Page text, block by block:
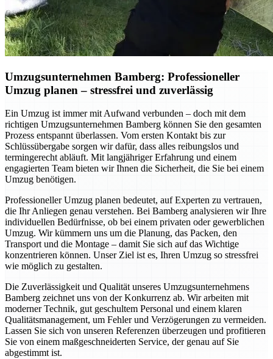
Umzugsunternehmen Bamberg: Professioneller
Umzug planen – stressfrei und zuverlässig
Ein Umzug ist immer mit Aufwand verbunden – doch mit dem
richtigen Umzugsunternehmen Bamberg können Sie den gesamten
Prozess entspannt überlassen. Vom ersten Kontakt bis zur
Schlüssübergabe sorgen wir dafür, dass alles reibungslos und
termingerecht abläuft. Mit langjähriger Erfahrung und einem
engagierten Team bieten wir Ihnen die Sicherheit, die Sie bei einem
Umzug benötigen.
Professioneller Umzug planen bedeutet, auf Experten zu vertrauen,
die Ihr Anliegen genau verstehen. Bei Bamberg analysieren wir Ihre
individuellen Bedürfnisse, ob bei einem privaten oder gewerblichen
Umzug. Wir kümmern uns um die Planung, das Packen, den
Transport und die Montage – damit Sie sich auf das Wichtige
konzentrieren können. Unser Ziel ist es, Ihren Umzug so stressfrei
wie möglich zu gestalten.
Die Zuverlässigkeit und Qualität unseres Umzugsunternehmens
Bamberg zeichnet uns von der Konkurrenz ab. Wir arbeiten mit
moderner Technik, gut geschultem Personal und einem klaren
Qualitätsmanagement, um Fehler und Verzögerungen zu vermeiden.
Lassen Sie sich von unseren Referenzen überzeugen und profitieren
Sie von einem maßgeschneiderten Service, der genau auf Sie
abgestimmt ist.